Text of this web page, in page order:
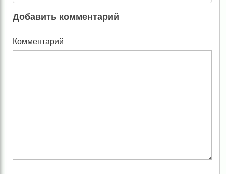
Добавить комментарий
Комментарий